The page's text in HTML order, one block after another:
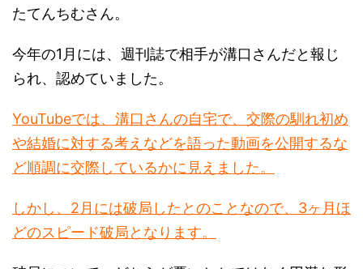
たてんちむさん。
今年の1月には、週刊誌で相手が溝口さんだと報じ
られ、認めていました。
YouTubeでは、溝口さんの自宅で、交際の馴れ初め
や結婚に対する考えなどを語った動画を公開するな
ど順調に交際しているかに見えました。
しかし、2月には破局したとのことなので、3ヶ月ほ
どのスピード破局となります。